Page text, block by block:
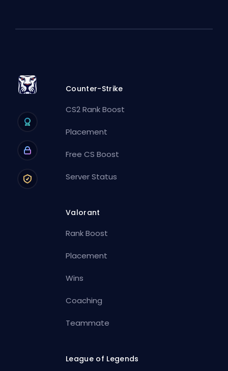
Counter-Strike
CS2 Rank Boost
Placement
Free CS Boost
Server Status
Valorant
Rank Boost
Placement
Wins
Coaching
Teammate
League of Legends